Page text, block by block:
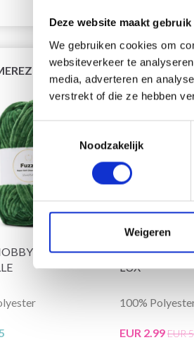
Deze website maakt
We gebruiken cookies om
websiteverkeer te
media, adverteren en
verstrekt of die ze hebben
Toestemmingsselectie
Noodzakelijk
Weigeren
SÛREMENT
FUZZY
LINDEHOBBY
LUX
100%
EUR 2.99EUR